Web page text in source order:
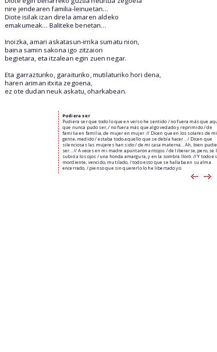
nire jendearen familia-leinuetan…
Diote isilak izan direla amaren aldeko
emakumeak… Baliteke benetan…
Inoizka, amari askatasun-irrika sumatu nion,
baina samin sakona igo zitzaion
begietara, eta itzalean egin zuen negar.
Eta garrazturiko, garaituriko, mutilaturiko hori dena,
haren ariman itxita zegoena,
ez ote dudan neuk askatu, oharkabean.
Pudiera ser
Pudiera ser que todo lo que en verso he sentido / no fuera más que
que nunca pudo ser, / no fuera más que algo vedado y reprimido / de
familia en familia, de mujer en mujer. // Dicen que en los solares de mi
gente, medido / estaba todo aquello que se debía hacer... / Dicen que
silenciosas las mujeres han sido / de mi casa materna... Ah, bien
ser... // A veces en mi madre apuntaron antojos / de liberarse, pero, se
subió a los ojos / una honda amargura, y en la sombra lloró. // Y todo
mordiente, vencido, mutilado, / todo esto que se hallaba en su alma
encerrado, / pienso que sin quererlo lo he libertado yo.